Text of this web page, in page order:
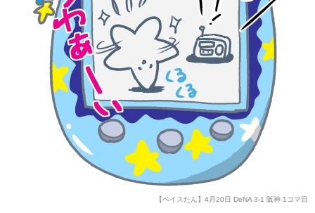
【ベイスたん】4月20日 DeNA 3-1 阪神 1コマ目